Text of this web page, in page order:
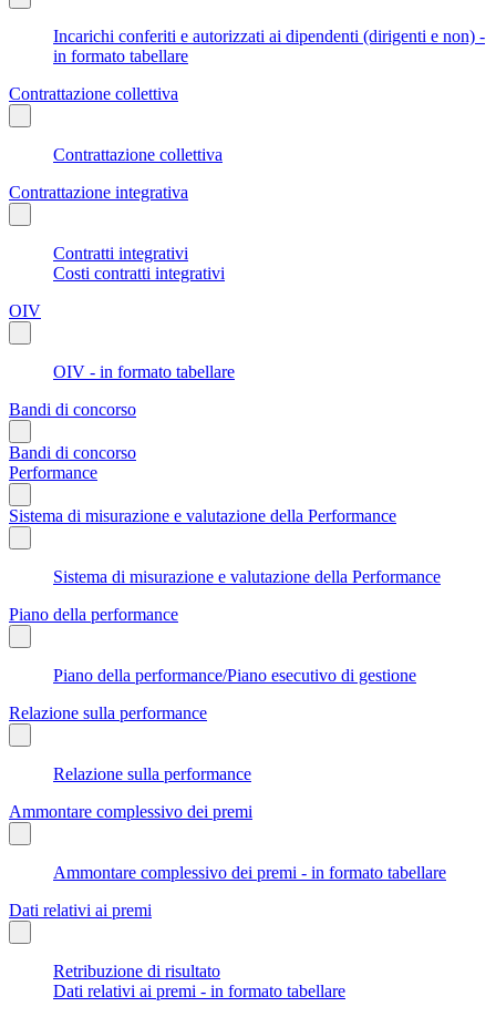
Incarichi conferiti e autorizzati ai dipendenti (dirigenti e non) -
in formato tabellare
Contrattazione collettiva
Contrattazione collettiva
Contrattazione integrativa
Contratti integrativi
Costi contratti integrativi
OIV
OIV - in formato tabellare
Bandi di concorso
Bandi di concorso
Performance
Sistema di misurazione e valutazione della Performance
Sistema di misurazione e valutazione della Performance
Piano della performance
Piano della performance/Piano esecutivo di gestione
Relazione sulla performance
Relazione sulla performance
Ammontare complessivo dei premi
Ammontare complessivo dei premi - in formato tabellare
Dati relativi ai premi
Retribuzione di risultato
Dati relativi ai premi - in formato tabellare